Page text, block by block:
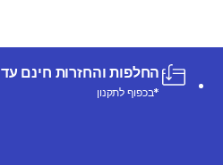
החלפות והחזרות חינם עד 365 ימים ממועד הרכישה
*בכפוף לתקנון